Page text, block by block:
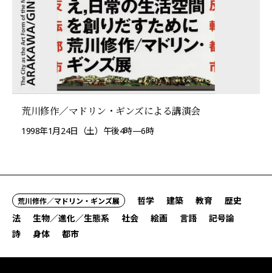
荒川修作／マドリン・ギンズによる講演会
1998年1月24日（土）午後4時—6時
荒川修作／マドリン・ギンズ展 哲学 建築 教育
歴史
法
生物／進化／生態系 社会 絵画 言語
記号論
詩
身体 都市